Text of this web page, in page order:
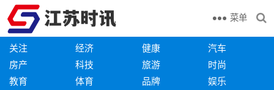
菜单
关注 经济 健康
汽车
房产
科技 旅游
时尚
教育
体育 品牌 娱乐